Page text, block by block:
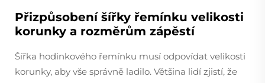
Přizpůsobení šířky řemínku velikosti
korunky a rozměrům zápěstí
Šířka hodinkového řemínku musí odpovídat velikosti
korunky, aby vše správně ladilo. Většina lidí zjistí, že